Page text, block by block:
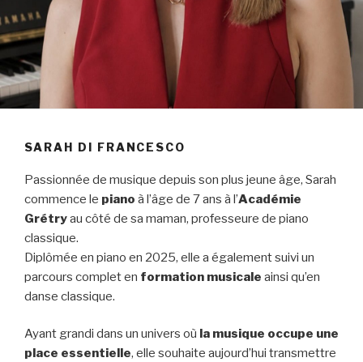
SARAH DI FRANCESCO
Passionnée de musique depuis son plus jeune âge, Sarah
commence le piano à l’âge de 7 ans à l’Académie
Grétryau côté de sa maman, professeure de piano
classique.
Diplômée en piano en 2025, elle a également suivi un
parcours complet en formation musicale ainsi qu’en
danse classique.
Ayant grandi dans un univers où la musique occupe une
place essentielle, elle souhaite aujourd’hui transmettre